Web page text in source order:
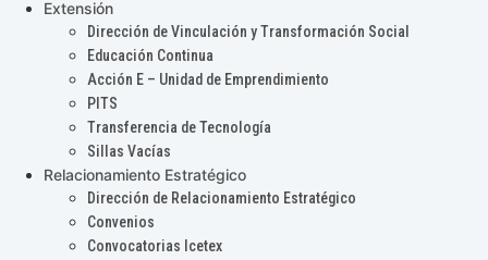
Extensión
Dirección de Vinculación y Transformación Social
Educación Continua
Acción E – Unidad de Emprendimiento
PITS
Transferencia de Tecnología
Sillas Vacías
Relacionamiento Estratégico
Dirección de Relacionamiento Estratégico
Convenios
Convocatorias Icetex